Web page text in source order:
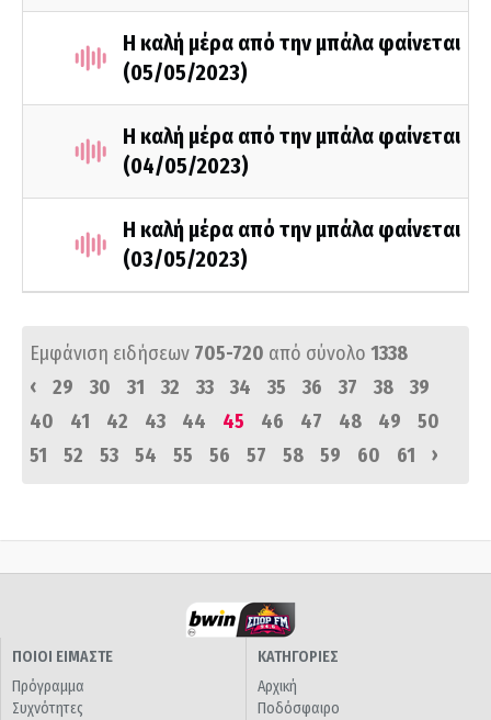
Η καλή μέρα από την μπάλα φαίνεται
(05/05/2023)
Η καλή μέρα από την μπάλα φαίνεται
(04/05/2023)
Η καλή μέρα από την μπάλα φαίνεται
(03/05/2023)
Εμφάνιση ειδήσεων 705-720 από σύνολο 1338
‹
29 30 31 32 33 34 35 36 37 38
39
40
41 42 43 44 45 46 47 48 49
50
51
52 53 54 55 56 57 58 59 60 61 ›
ΠΟΙΟΙ ΕΙΜΑΣΤΕ
Πρόγραμμα
Συχνότητες
ΚΑΤΗΓΟΡΙΕΣ
Αρχική
Ποδόσφαιρο